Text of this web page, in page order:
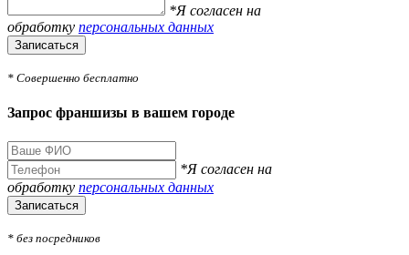
*Я согласен на
обработку персональных данных
Записаться
* Совершенно бесплатно
Запрос франшизы в вашем городе
*Я согласен на
обработку персональных данных
Записаться
* без посредников